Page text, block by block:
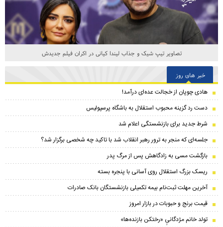
تصاویر تیپ شیک و جذاب لیندا کیانی در اکران فیلم جدیدش
خبر های روز
هادی چوپان از خجالت عده‌ای درآمد!
دست رد گزینه محبوب استقلال به باشگاه پرسپولیس
شرط جدید برای بازنشستگی اعلام شد
جلسه‌ای که منجر به ترور رهبر انقلاب شد با تاکید چه شخصی برگزار شد؟
بازگشت مسی به زادگاهش پس از مرگ پدر
ریسک بزرگ استقلال روی آسانی با پنجره بسته
آخرین مهلت ثبت‌نام بیمه تکمیلی بازنشستگان بانک صادرات
قیمت برنج و حبوبات در بازار امروز
تولد خانم مژدگانیِِ «رختکن بازنده‌ها»